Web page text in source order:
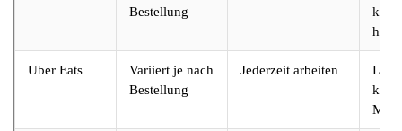
Bestellung
Uber Eats
Variiert je nach
Bestellung
Jederzeit arbeiten